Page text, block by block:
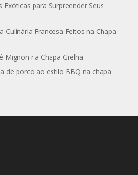
Exóticas para Surpreender Seus
Culinária Francesa Feitos na Chapa
Mignon na Chapa Grelha
de porco ao estilo BBQ na chapa